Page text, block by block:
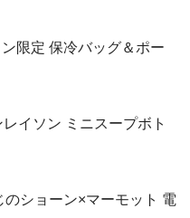
限定 保冷バッグ＆ポー
イソン ミニスープボト
ショーン×マーモット 電